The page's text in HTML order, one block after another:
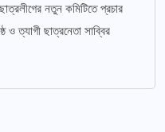
নতুন কমিটিতে প্রচার
ও ত্যাগী ছাত্রনেতা সাব্বির